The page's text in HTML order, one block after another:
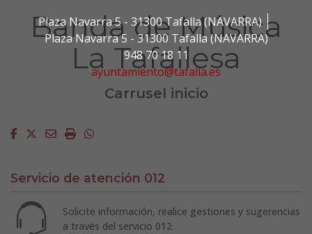
Plaza Navarra 5 - 31300 Tafalla (NAVARRA)
Plaza Navarra 5 - 31300 Tafalla (NAVARRA)
948 70 18 11
ayuntamiento@tafalla.es
Banda de Música
La Tafallesa
Carrusel inicio
Facebook
Twitter
EmailImprimirWhatsapp
Servicio de atención 012
Solicite información, realice gestiones y sugerencias
a través del servicio 012